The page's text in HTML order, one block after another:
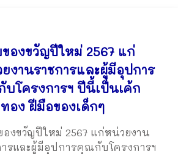
องขวัญปีใหม่ 2567 แก่
งานราชการและผู้มีอุปการ
โครงการฯ ปีนี้เป็นเค้ก
อง ฝีมือของเด็กๆ
องขวัญปีใหม่ 2567 แก่หน่วยงาน
ารและผู้มีอุปการคุณกับโครงการฯ